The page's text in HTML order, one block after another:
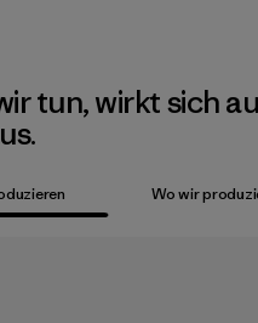
tun, wirkt sich
Wo wir